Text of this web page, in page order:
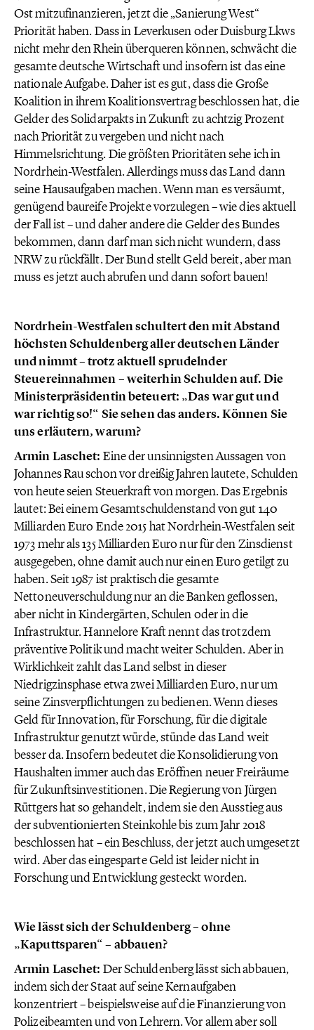
Ost mitzufinanzieren, jetzt die „Sanierung West“
Priorität haben. Dass in Leverkusen oder Duisburg Lkws
nicht mehr den Rhein überqueren können, schwächt die
gesamte deutsche Wirtschaft und insofern ist das eine
nationale Aufgabe. Daher ist es gut, dass die Große
Koalition in ihrem Koalitionsvertrag beschlossen hat, die
Gelder des Solidarpakts in Zukunft zu achtzig Prozent
nach Priorität zu vergeben und nicht nach
Himmelsrichtung. Die größten Prioritäten sehe ich in
Nordrhein-Westfalen. Allerdings muss das Land dann
seine Hausaufgaben machen. Wenn man es versäumt,
genügend baureife Projekte vorzulegen – wie dies aktuell
der Fall ist – und daher andere die Gelder des Bundes
bekommen, dann darf man sich nicht wundern, dass
NRW zu rückfällt. Der Bund stellt Geld bereit, aber man
muss es jetzt auch abrufen und dann sofort bauen!
Nordrhein-Westfalen schultert den mit Abstand
höchsten Schuldenberg aller deutschen Länder
und nimmt – trotz aktuell sprudelnder
Steuereinnahmen – weiterhin Schulden auf. Die
Ministerpräsidentin beteuert: „Das war gut und
war richtig so!“ Sie sehen das anders. Können Sie
uns erläutern, warum?
Armin Laschet: Eine der unsinnigsten Aussagen von
Johannes Rau schon vor dreißig Jahren lautete, Schulden
von heute seien Steuerkraft von morgen. Das Ergebnis
lautet: Bei einem Gesamtschuldenstand von gut 140
Milliarden Euro Ende 2015 hat Nordrhein-Westfalen seit
1973 mehr als 135 Milliarden Euro nur für den Zinsdienst
ausgegeben, ohne damit auch nur einen Euro getilgt zu
haben. Seit 1987 ist praktisch die gesamte
Nettoneuverschuldung nur an die Banken geflossen,
aber nicht in Kindergärten, Schulen oder in die
Infrastruktur. Hannelore Kraft nennt das trotzdem
präventive Politik und macht weiter Schulden. Aber in
Wirklichkeit zahlt das Land selbst in dieser
Niedrigzinsphase etwa zwei Milliarden Euro, nur um
seine Zinsverpflichtungen zu bedienen. Wenn dieses
Geld für Innovation, für Forschung, für die digitale
Infrastruktur genutzt würde, stünde das Land weit
besser da. Insofern bedeutet die Konsolidierung von
Haushalten immer auch das Eröffnen neuer Freiräume
für Zukunftsinvestitionen. Die Regierung von Jürgen
Rüttgers hat so gehandelt, indem sie den Ausstieg aus
der subventionierten Steinkohle bis zum Jahr 2018
beschlossen hat – ein Beschluss, der jetzt auch umgesetzt
wird. Aber das eingesparte Geld ist leider nicht in
Forschung und Entwicklung gesteckt worden.
Wie lässt sich der Schuldenberg – ohne
„Kaputtsparen“ – abbauen?
Armin Laschet: Der Schuldenberg lässt sich abbauen,
indem sich der Staat auf seine Kernaufgaben
konzentriert – beispielsweise auf die Finanzierung von
Polizeibeamten und von Lehrern. Vor allem aber soll